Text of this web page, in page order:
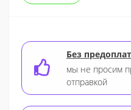
Без предоплат
мы не просим
отправкой